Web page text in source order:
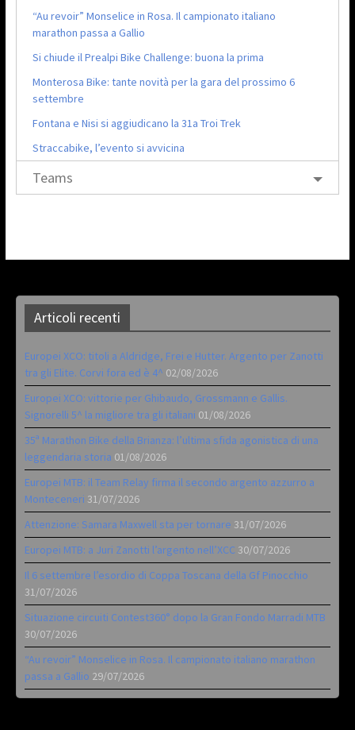
“Au revoir” Monselice in Rosa. Il campionato italiano
marathon passa a Gallio
Si chiude il Prealpi Bike Challenge: buona la prima
Monterosa Bike: tante novità per la gara del prossimo 6
settembre
Fontana e Nisi si aggiudicano la 31a Troi Trek
Straccabike, l’evento si avvicina
Teams
Articoli recenti
Europei XCO: titoli a Aldridge, Frei e Hutter. Argento per Zanotti
tra gli Elite. Corvi fora ed è 4^ 02/08/2026
Europei XCO: vittorie per Ghibaudo, Grossmann e Gallis.
Signorelli 5^ la migliore tra gli italiani 01/08/2026
35ª Marathon Bike della Brianza: l’ultima sfida agonistica di una
leggendaria storia 01/08/2026
Europei MTB: il Team Relay firma il secondo argento azzurro a
Monteceneri 31/07/2026
Attenzione: Samara Maxwell sta per tornare 31/07/2026
Europei MTB: a Juri Zanotti l’argento nell’XCC 30/07/2026
Il 6 settembre l’esordio di Coppa Toscana della Gf Pinocchio
31/07/2026
Situazione circuiti Contest360° dopo la Gran Fondo Marradi MTB
30/07/2026
“Au revoir” Monselice in Rosa. Il campionato italiano marathon
passa a Gallio 29/07/2026